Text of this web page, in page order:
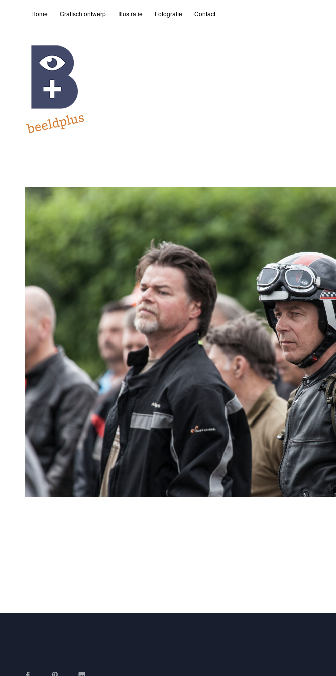
Home Grafisch ontwerp Illustratie Fotografie Contact